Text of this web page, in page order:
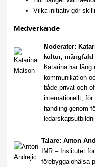
Vilka initiativ gör
Medverkande
Moderator:
kultur,
Katarina har lång
kommunikation
både privat och
internationellt,
handling genom
Talare: Anton
IMR – Institutet
förebygga ohälsa